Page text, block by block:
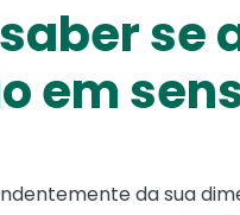
em
da sua